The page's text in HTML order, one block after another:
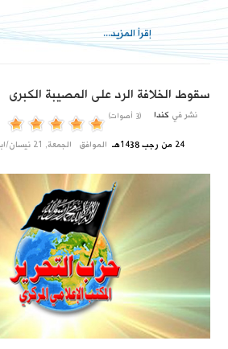
إقرأ المزيد...
سقوط الخلافة الرد على المصيبة الكبرى
نشر في كندا (3 أصوات)
24 من رجب 1438هـ الموافق الجمعة, 21 نيسان/ابريل 2017م